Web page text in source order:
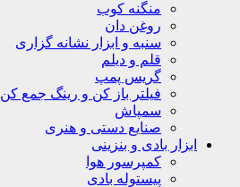
منگنه کوب
روغن دان
سنبه و ابزار نشانه گزاری
قلم و دیلم
گریس پمپ
فیلتر باز کن و رینگ جمع کن
سمپاش
صنایع دستی و هنری
ابزار بادی و بنزینی
کمپرسور هوا
پیستوله بادی